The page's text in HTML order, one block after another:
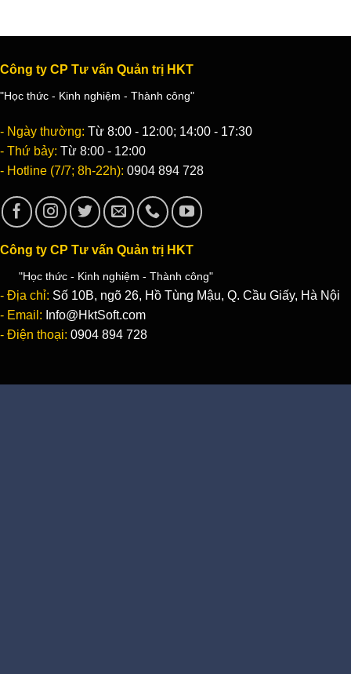
Công ty CP Tư vấn Quản trị HKT
"Học thức - Kinh nghiệm - Thành công"
- Ngày thường: Từ 8:00 - 12:00; 14:00 - 17:30
- Thứ bảy: Từ 8:00 - 12:00
- Hotline (7/7; 8h-22h): 0904 894 728
Công ty CP Tư vấn Quản trị HKT
"Học thức - Kinh nghiệm - Thành công"
- Địa chỉ: Số 10B, ngõ 26, Hồ Tùng Mậu, Q. Cầu Giấy, Hà Nội
- Email: Info@HktSoft.com
- Điện thoại: 0904 894 728